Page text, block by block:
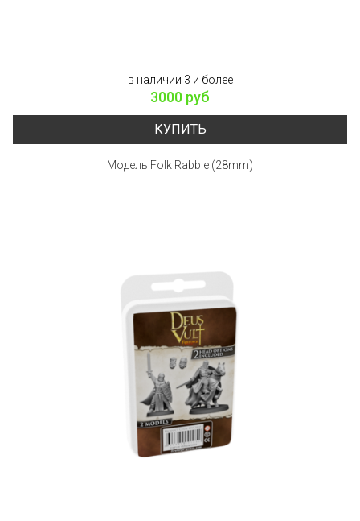
в наличии 3 и более
3000 руб
КУПИТЬ
Модель Folk Rabble (28mm)